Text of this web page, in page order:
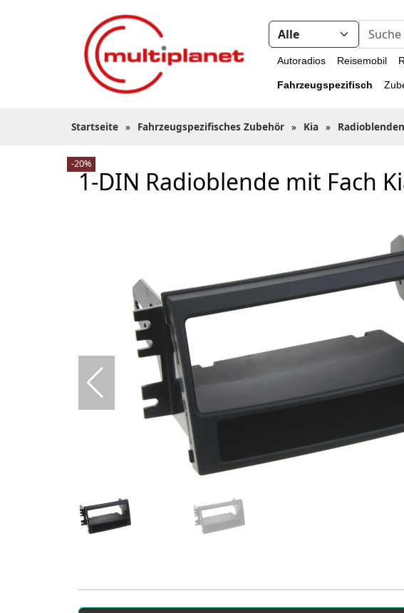
Autoradios Reisemobil
Fahrzeugspezifisch
Startseite » Fahrzeugspezifisches Zubehör » Kia » Radioblenden
1-DIN Radioblende mit Fach
-20%